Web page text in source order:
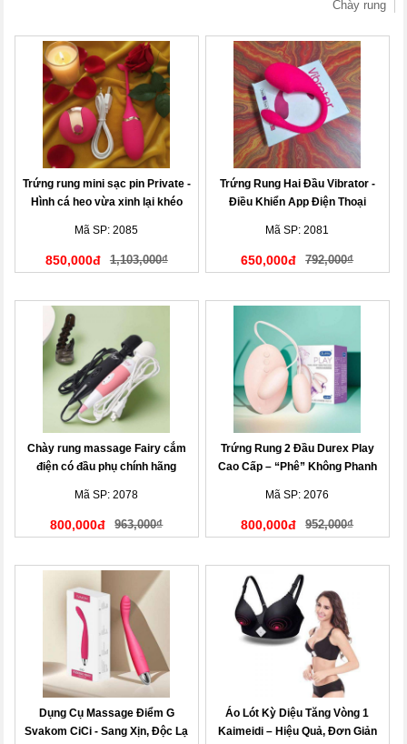
Chày rung
Trứng rung mini sạc pin Private -
Hình cá heo vừa xinh lại khéo
Mã SP: 2085
850,000đ 1,103,000₫
Trứng Rung Hai Đầu Vibrator -
Điều Khiển App Điện Thoại
Mã SP: 2081
650,000đ 792,000₫
Chày rung massage Fairy cắm
điện có đầu phụ chính hãng
Mã SP: 2078
800,000đ 963,000₫
Trứng Rung 2 Đầu Durex Play
Cao Cấp – “Phê” Không Phanh
Mã SP: 2076
800,000đ 952,000₫
Dụng Cụ Massage Điểm G
Svakom CiCi - Sang Xịn, Độc Lạ
Áo Lót Kỳ Diệu Tăng Vòng 1
Kaimeidi – Hiệu Quả, Đơn Giản